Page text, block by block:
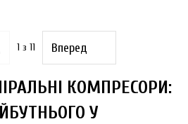
1 з 11 Вперед
КОМПРЕСОРИ:
У